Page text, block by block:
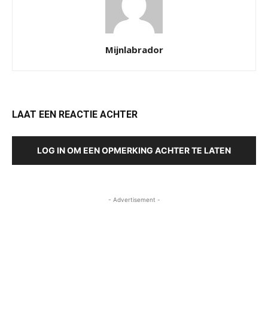
Mijnlabrador
LAAT EEN REACTIE ACHTER
LOG IN OM EEN OPMERKING ACHTER TE LATEN
- Advertisement -